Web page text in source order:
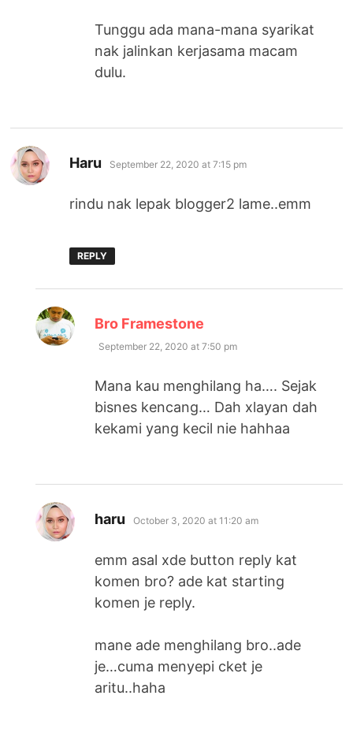
Tunggu ada mana-mana syarikat
nak jalinkan kerjasama macam
dulu.
Haru says:
September 22, 2020 at 7:15 pm
rindu nak lepak blogger2 lame..emm
REPLY
Bro Framestone
September 22, 2020 at 7:50 pm
Mana kau menghilang ha…. Sejak
bisnes kencang… Dah xlayan dah
kekami yang kecil nie hahhaa
haru says:
October 3, 2020 at 11:20 am
emm asal xde button reply kat
komen bro? ade kat starting
komen je reply.
mane ade menghilang bro..ade
je…cuma menyepi cket je
aritu..haha